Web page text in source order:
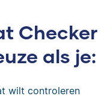
Checker
als je:
wilt controleren